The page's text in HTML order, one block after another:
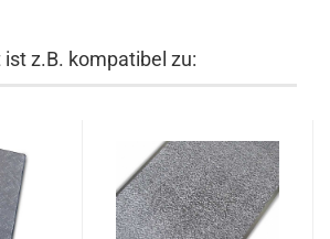
z.B. kompatibel zu: